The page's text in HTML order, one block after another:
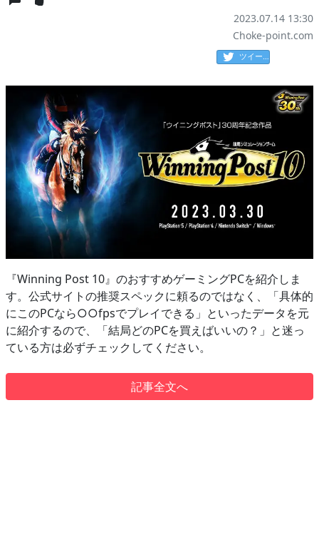
2023.07.14 13:30
Choke-point.com
ツイート
『Winning Post 10』のおすすめゲーミングPCを紹介しま
す。公式サイトの推奨スペックに頼るのではなく、「具体的
にこのPCなら○○fpsでプレイできる」といったデータを元
に紹介するので、「結局どのPCを買えばいいの？」と迷っ
ている方は必ずチェックしてください。
記事全文へ